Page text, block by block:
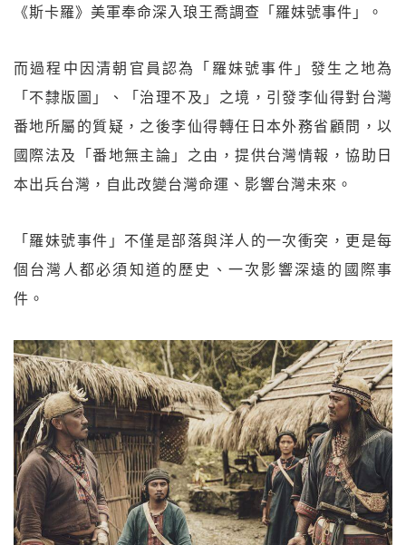
《斯卡羅》美軍奉命深入琅王喬調查「羅妹號事件」。
而過程中因清朝官員認為「羅妹號事件」發生之地為
「不隸版圖」、「治理不及」之境，引發李仙得對台灣
番地所屬的質疑，之後李仙得轉任日本外務省顧問，以
國際法及「番地無主論」之由，提供台灣情報，協助日
本出兵台灣，自此改變台灣命運、影響台灣未來。
「羅妹號事件」不僅是部落與洋人的一次衝突，更是每
個台灣人都必須知道的歷史、一次影響深遠的國際事
件。